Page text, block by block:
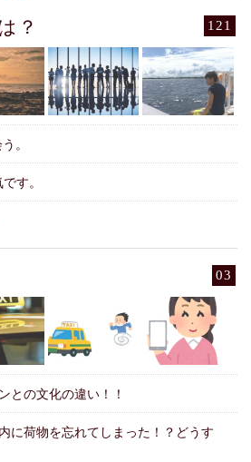
121
？
。
す。
03
との文化の違い！！
に荷物を忘れてしまった！？どうす